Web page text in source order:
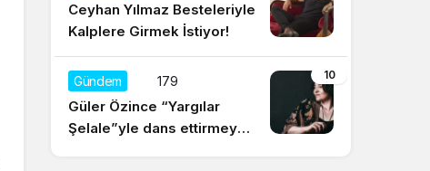
Ceyhan Yılmaz Besteleriyle
Kalplere Girmek İstiyor!
10
Gündem 179
Güler Özince “Yargılar
Şelale”yle dans ettirmeye